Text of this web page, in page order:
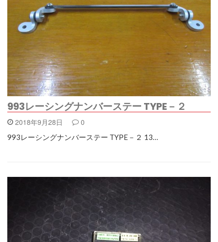
993レーシングナンバーステー TYPE－２
2018年9月28日 0
993レーシングナンバーステー TYPE－２ 13…